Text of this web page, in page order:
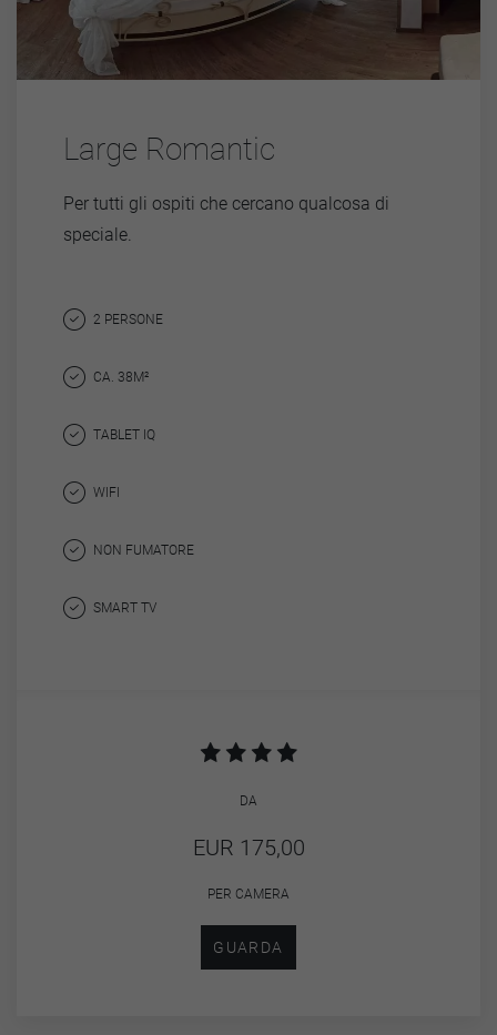
Large Romantic
Per tutti gli ospiti che cercano qualcosa di
speciale.
2 PERSONE
CA. 38M²
TABLET IQ
WIFI
NON FUMATORE
SMART TV
DA
EUR 175,00
PER CAMERA
GUARDA